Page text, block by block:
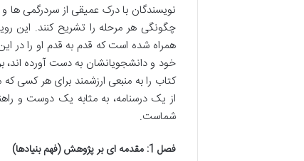
نویسندگان با درک عمیقی از سردرگمی ها و
چگونگی هر مرحله را تشریح کنند. این
همراه شده است که قدم به قدم او را در
خود و دانشجویانشان به دست آورده
کتاب را به منبعی ارزشمند برای هر
از یک درسنامه، به مثابه یک دوست و
شماست.
فصل 1: مقدمه ای بر پژوهش (فهم بنیادها)